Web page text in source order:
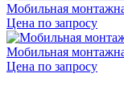
Мобильная
Цена по запросу
Мобильная
Цена по запросу